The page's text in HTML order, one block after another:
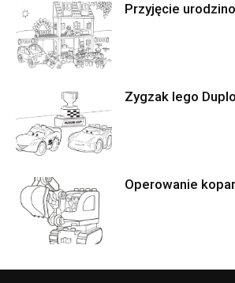
Przyjęcie
Zygzak lego Duplo
Operowanie